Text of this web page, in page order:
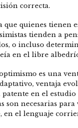
correcta.
quienes tienen
tienden a
o incluso
en el libre
es una
ventaja
en el
necesarias para
el lenguaje